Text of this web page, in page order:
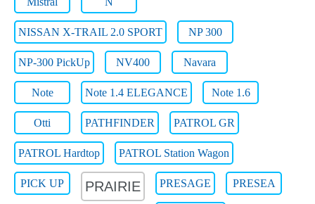
NISSAN X-TRAIL 2.0 SPORT NP 300
NP-300 PickUp NV400 Navara
Note Note 1.4 ELEGANCE Note 1.6
Otti PATHFINDER PATROL GR
PATROL Hardtop PATROL Station Wagon
PICK UP PRAIRIE PRESAGE PRESEA